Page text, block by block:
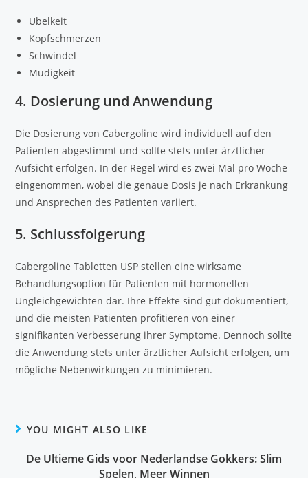
Übelkeit
Kopfschmerzen
Schwindel
Müdigkeit
4. Dosierung und Anwendung
Die Dosierung von Cabergoline wird individuell auf den
Patienten abgestimmt und sollte stets unter ärztlicher
Aufsicht erfolgen. In der Regel wird es zwei Mal pro Woche
eingenommen, wobei die genaue Dosis je nach Erkrankung
und Ansprechen des Patienten variiert.
5. Schlussfolgerung
Cabergoline Tabletten USP stellen eine wirksame
Behandlungsoption für Patienten mit hormonellen
Ungleichgewichten dar. Ihre Effekte sind gut dokumentiert,
und die meisten Patienten profitieren von einer
signifikanten Verbesserung ihrer Symptome. Dennoch sollte
die Anwendung stets unter ärztlicher Aufsicht erfolgen, um
mögliche Nebenwirkungen zu minimieren.
YOU MIGHT ALSO LIKE
De Ultieme Gids voor Nederlandse Gokkers: Slim
Spelen, Meer Winnen